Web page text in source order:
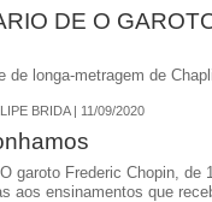
DE O
de longa-metragem de
BRIDA | 11/09/2020
garoto Frederic Chopin, de
aos ensinamentos que